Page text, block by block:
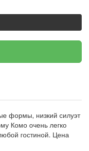
формы, низкий силуэт
Комо очень легко
гостиной. Цена